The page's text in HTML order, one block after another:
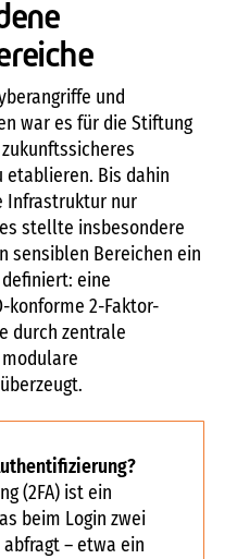
und
war es für die Stiftung
etablieren. Bis dahin
Infrastruktur nur
stellte insbesondere
sensiblen Bereichen ein
eine
konforme 2-Faktor-
durch zentrale
(2FA) ist ein
beim Login zwei
– etwa ein